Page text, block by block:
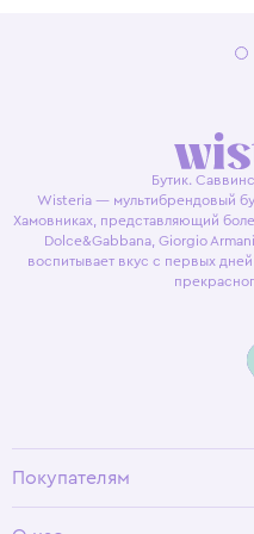
Бутик.
Wisteria — мультибрендовый
Хамовниках, представляющий
Dolce&Gabbana, Giorgio
воспитывает вкус с первых
Покупателям